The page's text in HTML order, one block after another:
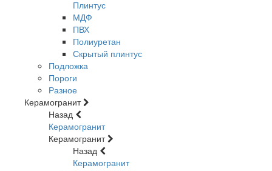
Плинтус
МДФ
ПВХ
Полиуретан
Скрытый плинтус
Подложка
Пороги
Разное
Керамогранит
Назад
Керамогранит
Керамогранит
Назад
Керамогранит